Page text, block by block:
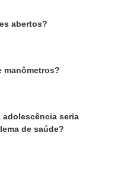
abertos?
manômetros?
adolescência seria
de saúde?